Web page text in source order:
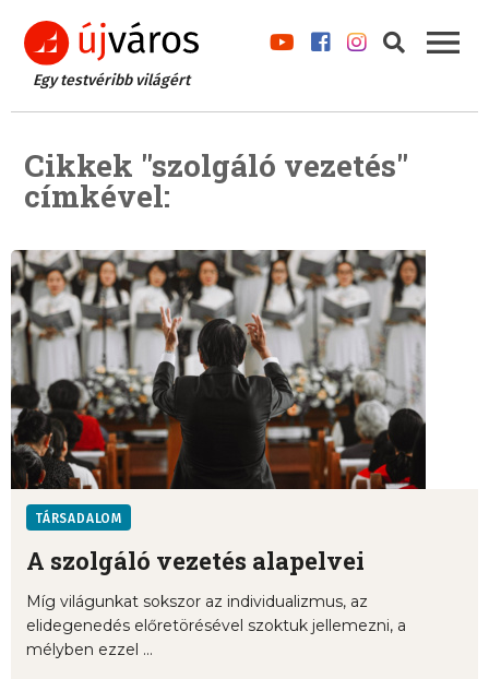
Egy testvéribb világért
Cikkek "szolgáló vezetés"
címkével:
TÁRSADALOM
A szolgáló vezetés alapelvei
Míg világunkat sokszor az individualizmus, az
elidegenedés előretörésével szoktuk jellemezni, a
mélyben ezzel ...